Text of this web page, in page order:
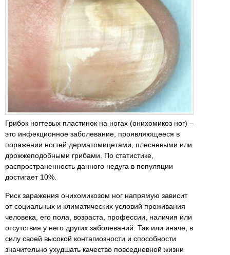
Грибок ногтевых пластинок на ногах (онихомикоз ног) –
это инфекционное заболевание, проявляющееся в
поражении ногтей дерматомицетами, плесневыми или
дрожжеподобными грибами. По статистике,
распространенность данного недуга в популяции
достигает 10%.
Риск заражения онихомикозом ног напрямую зависит
от социальных и климатических условий проживания
человека, его пола, возраста, профессии, наличия или
отсутствия у него других заболеваний. Так или иначе, в
силу своей высокой контагиозности и способности
значительно ухудшать качество повседневной жизни